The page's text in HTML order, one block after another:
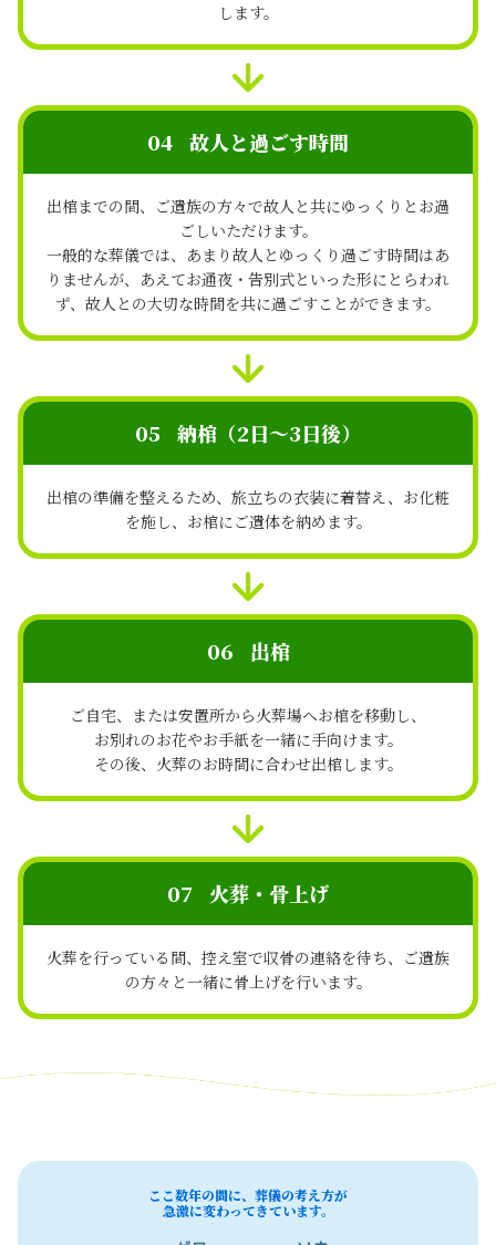
します。
04 故人と過ごす時間
出棺までの間、ご遺族の方々で故人と共にゆっくりとお過
ごしいただけます。
一般的な葬儀では、あまり故人とゆっくり過ごす時間はあ
りませんが、あえてお通夜・告別式といった形にとらわれ
ず、故人との大切な時間を共に過ごすことができます。
05 納棺（2日～3日後）
出棺の準備を整えるため、旅立ちの衣装に着替え、お化粧
を施し、 お棺にご遺体を納めます。
06 出棺
ご自宅、または安置所から火葬場へお棺を移動し、
お別れのお花やお手紙を一緒に手向けます。
その後、火葬のお時間に合わせ出棺します。
07 火葬・骨上げ
火葬を行っている間、控え室で収骨の連絡を待ち、 ご遺族
の方々と一緒に骨上げを行います。
ここ数年の間に、葬儀の考え方が
急激に変わってきています。